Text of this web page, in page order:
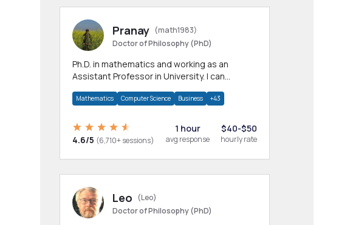
Pranay (math1983)
Doctor of Philosophy (PhD)
Ph.D. in mathematics and working as an
Assistant Professor in University. I can
allied areas.
Mathematics Computer Science Business +43
4.6/5 (6,710+ sessions)
1 hour
avg response
$40-$50
hourly rate
Leo
(Leo)
Doctor of Philosophy (PhD)